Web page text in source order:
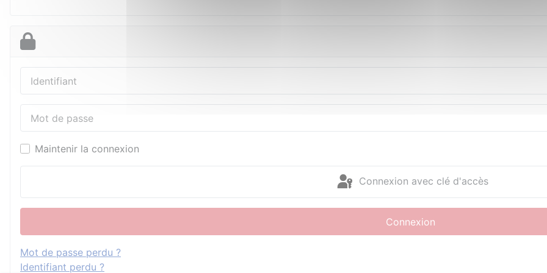
Maintenir la connexion
Connexion avec clé d'accès
Connexion
Mot de passe perdu ?
Identifiant perdu ?